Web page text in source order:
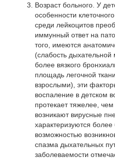
Возраст больного. У
особенности
среди лейкоцитов
иммунный ответ на
того, имеются
(слабость
более вязкого
площадь легочной
взрослыми), эти
воспаление в детском
протекает тяжелее,
возникают вирусные
характеризуются
возможностью
спазма дыхательных
заболеваемости